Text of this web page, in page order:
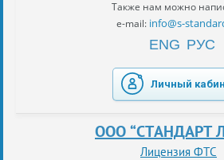
Также нам можно
e-mail: info@s-
ENG РУС
Личный
ООО “СТАНДАРТ
Лицензия ФТС